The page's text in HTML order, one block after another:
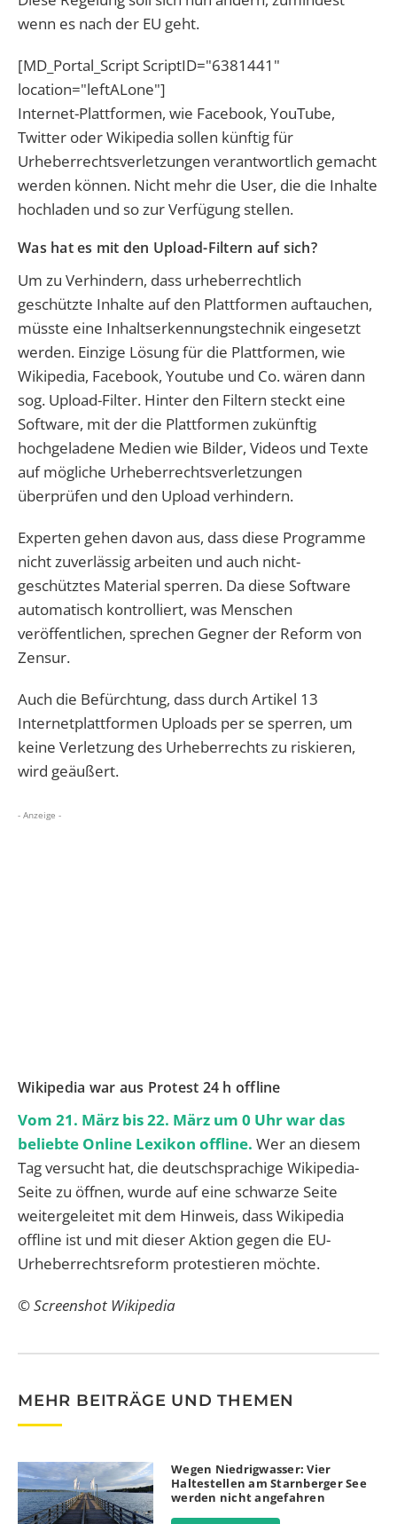
wenn es nach der EU geht.
[MD_Portal_Script ScriptID="6381441"
location="leftALone"]
Internet-Plattformen, wie Facebook, YouTube,
Twitter oder Wikipedia sollen künftig für
Urheberrechtsverletzungen verantwortlich gemacht
werden können. Nicht mehr die User, die die Inhalte
hochladen und so zur Verfügung stellen.
Was hat es mit den Upload-Filtern auf sich?
Um zu Verhindern, dass urheberrechtlich
geschützte Inhalte auf den Plattformen auftauchen,
müsste eine Inhaltserkennungstechnik eingesetzt
werden. Einzige Lösung für die Plattformen, wie
Wikipedia, Facebook, Youtube und Co. wären dann
sog. Upload-Filter. Hinter den Filtern steckt eine
Software, mit der die Plattformen zukünftig
hochgeladene Medien wie Bilder, Videos und Texte
auf mögliche Urheberrechtsverletzungen
überprüfen und den Upload verhindern.
Experten gehen davon aus, dass diese Programme
nicht zuverlässig arbeiten und auch nicht-
geschütztes Material sperren. Da diese Software
automatisch kontrolliert, was Menschen
veröffentlichen, sprechen Gegner der Reform von
Zensur.
Auch die Befürchtung, dass durch Artikel 13
Internetplattformen Uploads per se sperren, um
keine Verletzung des Urheberrechts zu riskieren,
wird geäußert.
- Anzeige -
Wikipedia war aus Protest 24 h offline
Vom 21. März bis 22. März um 0 Uhr war das
beliebte Online Lexikon offline. Wer an diesem
Tag versucht hat, die deutschsprachige Wikipedia-
Seite zu öffnen, wurde auf eine schwarze Seite
weitergeleitet mit dem Hinweis, dass Wikipedia
offline ist und mit dieser Aktion gegen die EU-
Urheberrechtsreform protestieren möchte.
© Screenshot Wikipedia
MEHR BEITRÄGE UND THEMEN
Wegen Niedrigwasser: Vier
Haltestellen am Starnberger See
werden nicht angefahren